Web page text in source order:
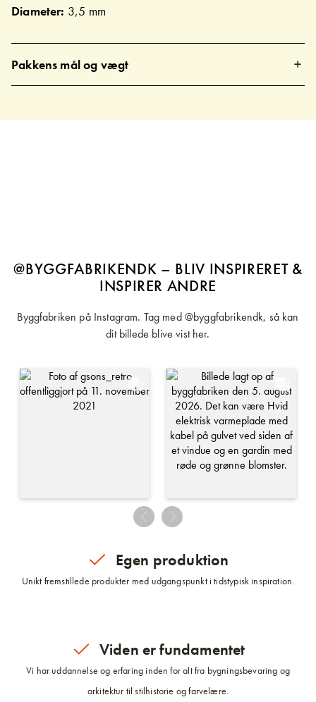
Diameter: 3,5 mm
Pakkens mål og vægt
@BYGGFABRIKENDK – BLIV INSPIRERET &
INSPIRER ANDRE
Byggfabriken på Instagram. Tag med @byggfabrikendk, så kan
dit billede blive vist her.
Egen produktion
Unikt fremstillede produkter med udgangspunkt i tidstypisk inspiration.
Viden er fundamentet
Vi har uddannelse og erfaring inden for alt fra bygningsbevaring og
arkitektur til stilhistorie og farvelære.